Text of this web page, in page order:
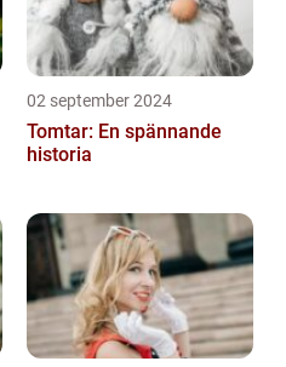
02 september 2024
Tomtar: En spännande
historia